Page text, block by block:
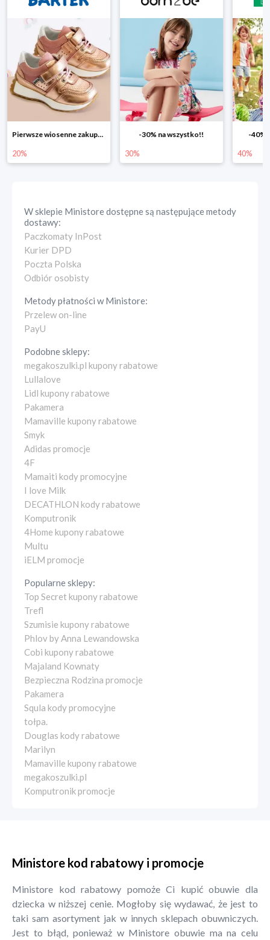
Pierwsze wiosenne zakupy -20%
20%
-30% na wszystko!!
30%
-40%
40%
W sklepie Ministoredostępne są następujące metody
dostawy:
Paczkomaty InPost
Kurier DPD
Poczta Polska
Odbiór osobisty
Metody płatności wMinistore:
Przelew on-line
PayU
Podobne sklepy:
megakoszulki.pl kupony rabatowe
Lullalove
Lidl kupony rabatowe
Pakamera
Mamaville kupony rabatowe
Smyk
Adidas promocje
4F
Mamaiti kody promocyjne
I love Milk
DECATHLON kody rabatowe
Komputronik
4Home kupony rabatowe
Multu
iELM promocje
Popularne sklepy:
Top Secret kupony rabatowe
Trefl
Szumisie kupony rabatowe
Phlov by Anna Lewandowska
Cobi kupony rabatowe
Majaland Kownaty
Bezpieczna Rodzina promocje
Pakamera
Squla kody promocyjne
tołpa.
Douglas kody rabatowe
Marilyn
Mamaville kupony rabatowe
megakoszulki.pl
Komputronik promocje
Ministore kod rabatowy i promocje
Ministore kod rabatowy pomoże Ci kupić obuwie dla
dziecka w niższej cenie. Mogłoby się wydawać, że jest to
taki sam asortyment jak w innych sklepach obuwniczych.
Jest to błąd, ponieważ w Ministore obuwie ma na celu